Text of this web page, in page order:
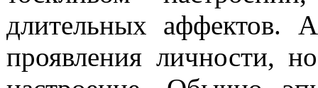
длительных аффектов.
проявления лично­сти,